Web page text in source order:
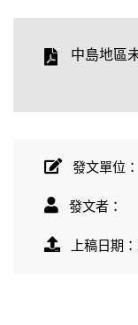
中島地區
發文單位：
發文者：
上稿日期